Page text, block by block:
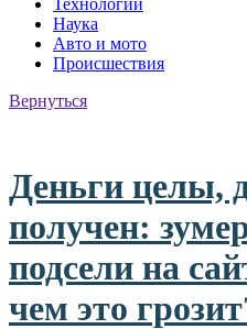
Технологии
Наука
Авто и мото
Происшествия
Вернуться
Деньги целы,
получен:
подсели на
чем это